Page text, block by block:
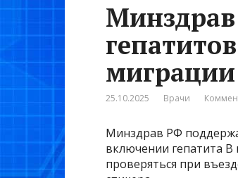
миграции
25.10.2025 Врачи
Минздрав РФ
включении гепатита
проверяться при